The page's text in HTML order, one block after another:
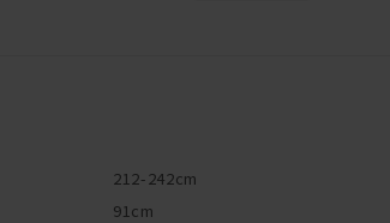
した座り心地を実現。
預けても、頭を置いても痛くならず、
でくつろぐことができます。
212-242cm
91cm